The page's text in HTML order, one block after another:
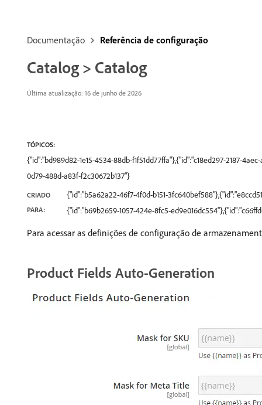
Documentação Referência de configuração
Catalog > Catalog
Última atualização: 16 de junho de 2026
TÓPICOS:
{"id":"bd989d82-1e15-4534-88db-f1f51dd77ffa"},{"id":"c18ed297-2187-
0d79-488d-a83f-f2c30672b137"}
CRIADO
PARA:
{"id":"b5a62a22-46f7-4f0d-b151-
{"id":"b69b2659-1057-424e-8fc5-
Para acessar as definições de configuração de
Product Fields Auto-Generation